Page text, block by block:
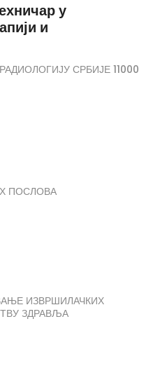
у
и
СРБИЈЕ 11000
ПОСЛОВА
ИЗВРШИЛАЧКИХ
ЗДРАВЉА